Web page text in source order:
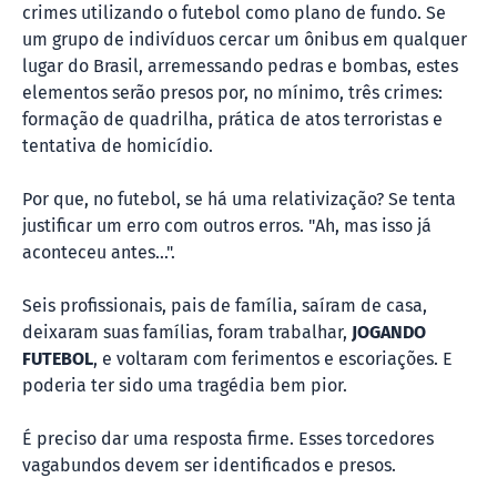
crimes utilizando o futebol como plano de fundo. Se
um grupo de indivíduos cercar um ônibus em qualquer
lugar do Brasil, arremessando pedras e bombas, estes
elementos serão presos por, no mínimo, três crimes:
formação de quadrilha, prática de atos terroristas e
tentativa de homicídio.
Por que, no futebol, se há uma relativização? Se tenta
justificar um erro com outros erros. "Ah, mas isso já
aconteceu antes...".
Seis profissionais, pais de família, saíram de casa,
deixaram suas famílias, foram trabalhar, JOGANDO
FUTEBOL, e voltaram com ferimentos e escoriações. E
poderia ter sido uma tragédia bem pior.
É preciso dar uma resposta firme. Esses torcedores
vagabundos devem ser identificados e presos.